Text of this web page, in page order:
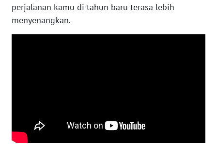
perjalanan kamu di tahun baru terasa lebih
menyenangkan.
SUMSEL
JATENG